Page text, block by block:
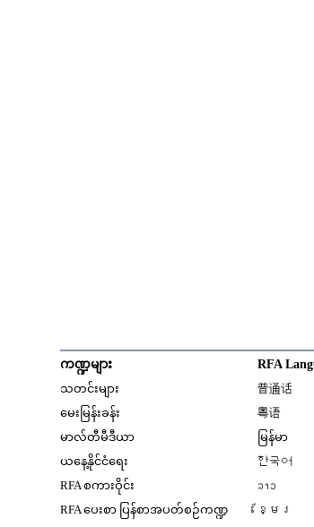
ကဏ္ဍများ
သတင်းများ
မေးမြန်းခန်း
မာလ်တီမီဒီယာ
ယနေ့နိုင်ငံရေး
RFA စကားဝိုင်း
RFA ပေးစာ ပြန်စာအပတ်စဉ်ကဏ္ဍ
RFA
普通话
粤语
မြန်မာ
한국어
ລາວ
ខ្មែរ